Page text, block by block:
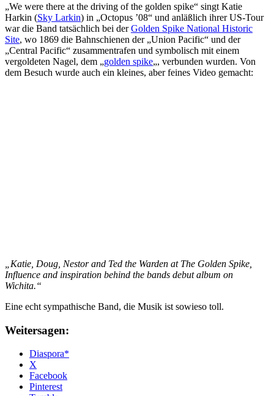
„We were there at the driving of the golden spike“ singt Katie
Harkin (Sky Larkin) in „Octopus ’08“ und anläßlich ihrer US-Tour
war die Band tatsächlich bei derGolden Spike National Historic
Site, wo 1869 die Bahnschienen der „Union Pacific“ und der
„Central Pacific“ zusammentrafen und symbolisch mit einem
vergoldeten Nagel, dem „golden spike„, verbunden wurden. Von
dem Besuch wurde auch ein kleines, aber feines Video gemacht:
„Katie, Doug, Nestor and Ted the Warden at The Golden Spike,
Influence and inspiration behind the bands debut album on
Wichita.“
Eine echt sympathische Band, die Musik ist sowieso toll.
Weitersagen:
Diaspora*
X
Facebook
Pinterest